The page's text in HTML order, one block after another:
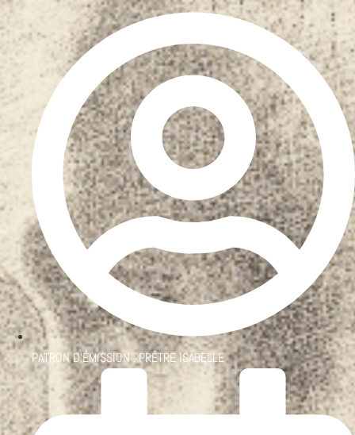
PATRON D'ÉMISSION :PRÊTRE ISABELLE